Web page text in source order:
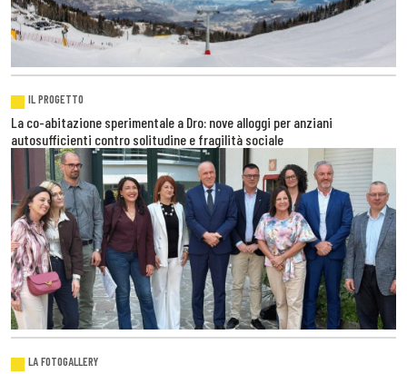
IL PROGETTO
La co-abitazione sperimentale a Dro: nove alloggi per anziani
autosufficienti contro solitudine e fragilità sociale
LA FOTOGALLERY